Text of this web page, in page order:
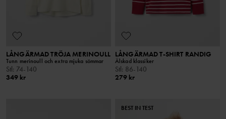
LÅNGÄRMAD TRÖJA MERINOULL
Tunn merinoull och extra mjuka sömmar
Stl: 74-140
349 kr
LÅNGÄRMAD T-SHIRT RANDIG
Älskad klassiker
Stl: 86-140
279 kr
BEST IN TEST